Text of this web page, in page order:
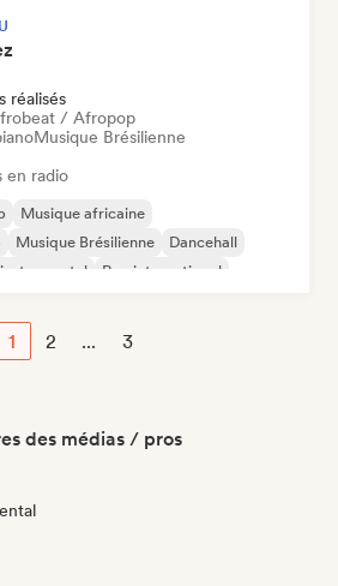
réalisés
/ Afropop
Musique Brésilienne
en radio
Musique africaine
Musique Brésilienne
Dancehall
Rap international
1 2 ... 3
des médias / pros